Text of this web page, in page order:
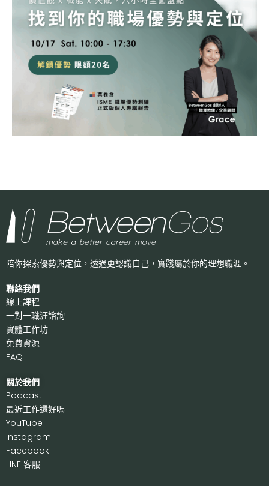
陪你探索優勢與定位，透過更認識自己， 實踐屬於你的理想職涯。
聯絡我們
線上課程
一對一職涯諮詢
實體工作坊
免費資源
FAQ
關於我們
Podcast
最近工作還好嗎
YouTube
Instagram
Facebook
LINE 客服